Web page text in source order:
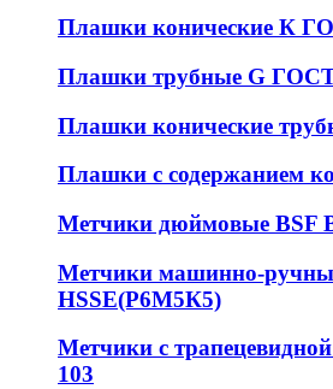
Плашки конические К
Плашки трубные G ГОСТ
Плашки конические
Плашки с содержанием
Метчики дюймовые BSF
Метчики машинно-
HSSE(Р6М5К5)
Метчики с
103